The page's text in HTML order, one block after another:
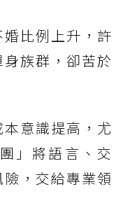
婚比例上升，許
族群，卻苦於
意識提高，尤
」將語言、交
，交給專業領